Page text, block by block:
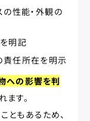
の性能・外観の
明記
責任所在を明示
への影響を判
ます。
ともあるため、